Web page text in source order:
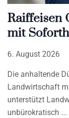
Raiffeisen
mit
6. August 2026
Die anhaltende
Landwirtschaft
unterstützt
unbürokratisch